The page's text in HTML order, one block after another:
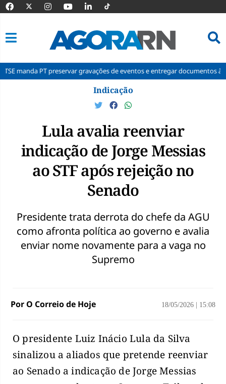
preservar gravações de eventos e entregar documentos à Corte
Indicação
Lula avalia reenviar
indicação de Jorge Messias
ao STF após rejeição no
Senado
Presidente trata derrota do chefe da AGU
como afronta política ao governo e avalia
enviar nome novamente para a vaga no
Supremo
Por O Correio de Hoje 18/05/2026 15:08
O presidente Luiz Inácio Lula da Silva
sinalizou a aliados que pretende reenviar
ao Senado a indicação de Jorge Messias